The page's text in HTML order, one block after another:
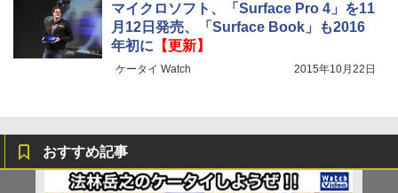
マイクロソフト、「Surface Pro 4」を11
月12日発売、「Surface Book」も2016
年初に 【更新】
ケータイ Watch 2015年10月22日
おすすめ記事